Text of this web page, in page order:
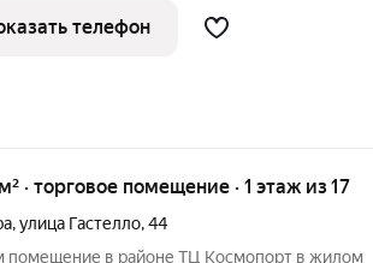
и пешеходным трафиком. Общая
этажность: 1/16.
телефон
м² · торговое помещение · 1 этаж из 17
,улица Гастелло,44
помещение в районе ТЦ Космопорт в жилом